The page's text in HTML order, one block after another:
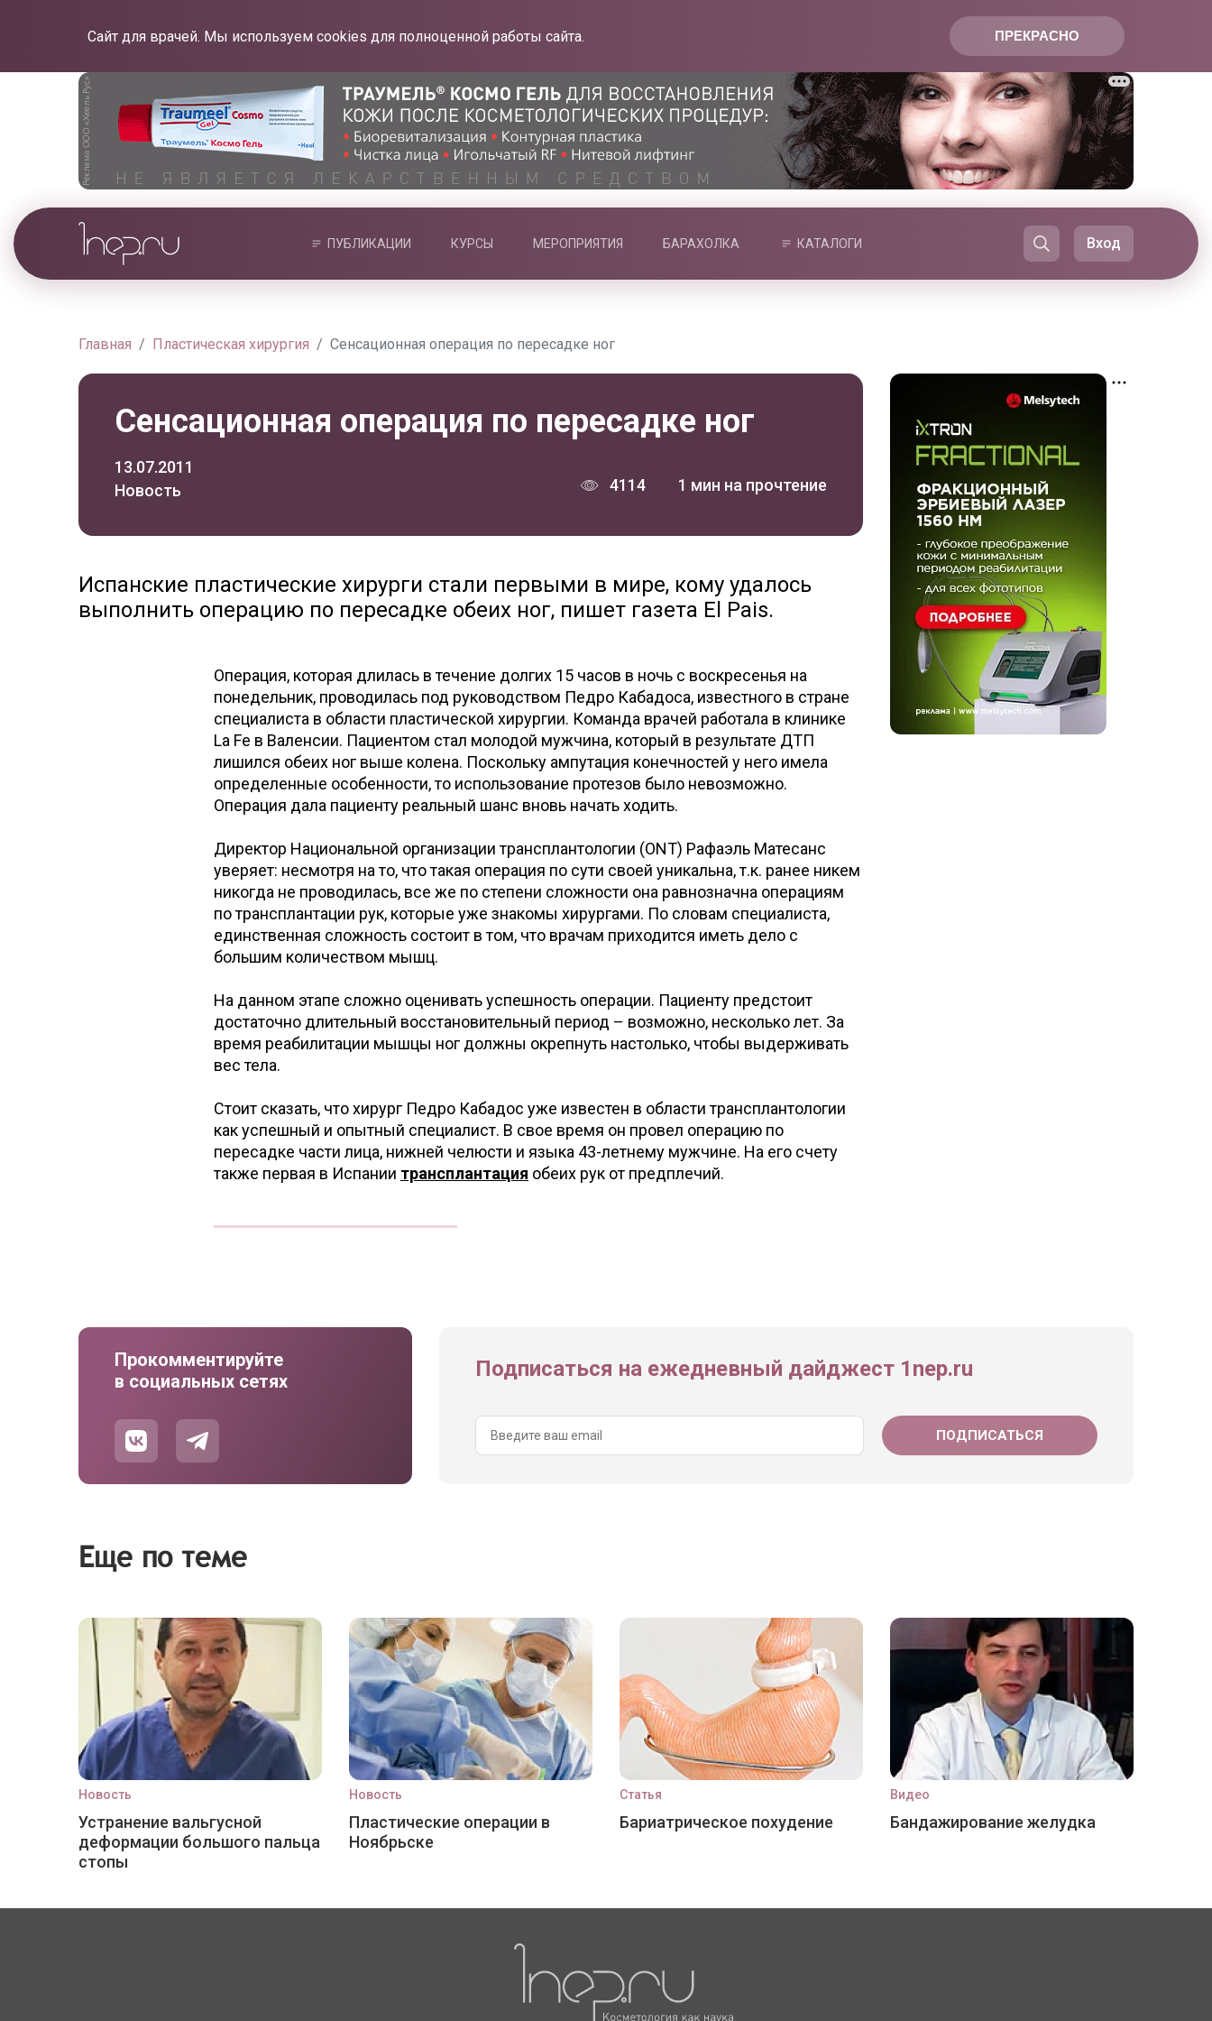
ПРЕКРАСНО
Сайт для врачей. Мы используем cookies для полноценной работы сайта.
ПУБЛИКАЦИИ КУРСЫ МЕРОПРИЯТИЯ БАРАХОЛКА КАТАЛОГИ Вход
Главная Пластическая хирургия Сенсационная операция по пересадке ног
Сенсационная операция по пересадке ног
13.07.2011
Новость
4114 1 мин на прочтение
Испанские пластические хирурги стали первыми в мире, кому удалось
выполнить операцию по пересадке обеих ног, пишет газета El Pais.
Операция, которая длилась в течение долгих 15 часов в ночь с воскресенья на
понедельник, проводилась под руководством Педро Кабадоса, известного в стране
специалиста в области пластической хирургии. Команда врачей работала в клинике
La Fe в Валенсии. Пациентом стал молодой мужчина, который в результате ДТП
лишился обеих ног выше колена. Поскольку ампутация конечностей у него имела
определенные особенности, то использование протезов было невозможно.
Операция дала пациенту реальный шанс вновь начать ходить.
Директор Национальной организации трансплантологии (ONT) Рафаэль Матесанс
уверяет: несмотря на то, что такая операция по сути своей уникальна, т.к. ранее никем
никогда не проводилась, все же по степени сложности она равнозначна операциям
по трансплантации рук, которые уже знакомы хирургами. По словам специалиста,
единственная сложность состоит в том, что врачам приходится иметь дело с
большим количеством мышц.
На данном этапе сложно оценивать успешность операции. Пациенту предстоит
достаточно длительный восстановительный период – возможно, несколько лет. За
время реабилитации мышцы ног должны окрепнуть настолько, чтобы выдерживать
вес тела.
Стоит сказать, что хирург Педро Кабадос уже известен в области трансплантологии
как успешный и опытный специалист. В свое время он провел операцию по
пересадке части лица, нижней челюсти и языка 43-летнему мужчине. На его счету
также первая в Испании трансплантация обеих рук от предплечий.
Прокомментируйте
в социальных сетях
Подписаться на ежедневный дайджест 1nep.ru
Еще по теме
Новость
Устранение вальгусной
деформации большого пальца
стопы
Новость
Пластические операции в
Ноябрьске
Статья
Бариатрическое похудение
Видео
Бандажирование желудка